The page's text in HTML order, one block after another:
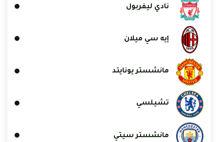
نادي ليفربول
إيه سي ميلان
مانشستر يونايتد
تشيلسي
مانشستر سيتي